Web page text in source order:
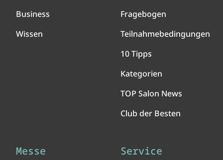
Business
Wissen
Fragebogen
Teilnahmebedingungen
10 Tipps
Kategorien
TOP Salon News
Club der Besten
Messe Service